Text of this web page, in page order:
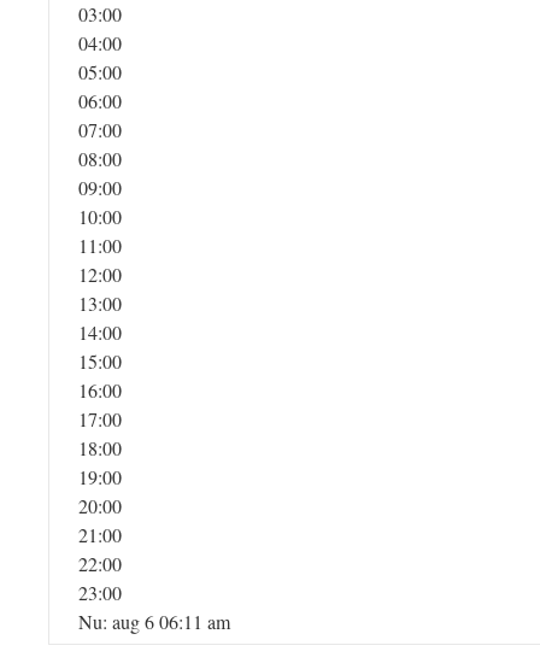
03:00
04:00
05:00
06:00
07:00
08:00
09:00
10:00
11:00
12:00
13:00
14:00
15:00
16:00
17:00
18:00
19:00
20:00
21:00
22:00
23:00
Nu: aug 6 06:11 am